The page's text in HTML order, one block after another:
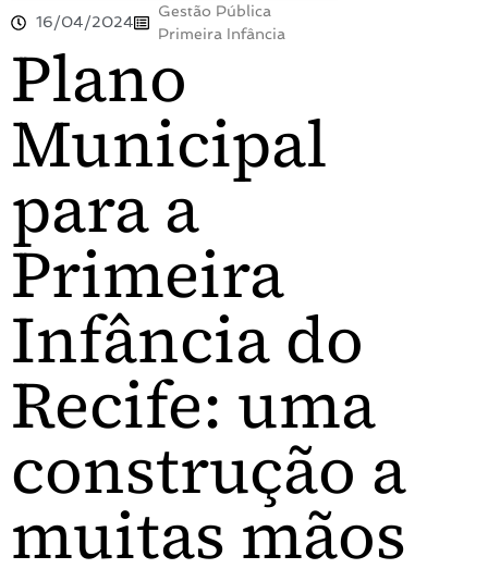
16/04/2024
Gestão Pública
Primeira Infância
Plano
Municipal
para a
Primeira
Infância do
Recife: uma
construção a
muitas mãos